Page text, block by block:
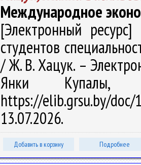
Международное
[Электронный
студентов
/ Ж. В. Хацук. –
Янки
https://elib.grsu.by/
13.07.2026.
Добавить в корзину Подробнее